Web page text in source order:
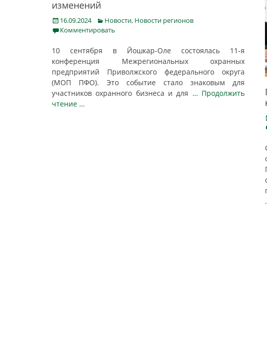
изменений
Posted
on
16.09.2024 Categories
Новости, Новости регионов
Комментировать
10 сентября в Йошкар-Оле состоялась 11-я
конференция Межрегиональных охранных
предприятий Приволжского федерального округа
(МОП ПФО). Это событие стало знаковым для
участников охранного бизнеса и для … Продолжить
чтение …